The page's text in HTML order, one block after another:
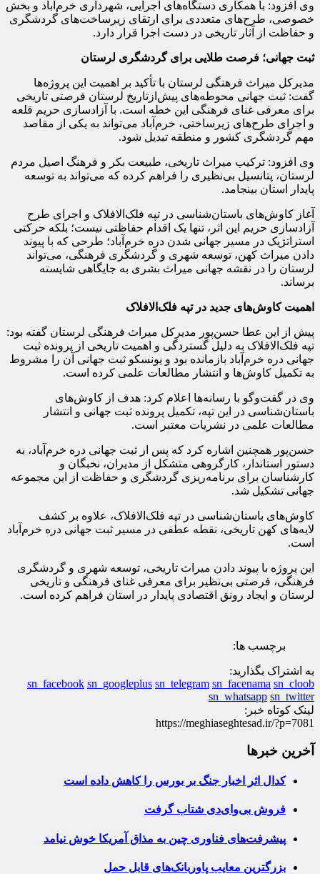
وی افزود: با همکاری دستگاه‌های اجرایی، شهرداری خرم‌آباد و بخش
خصوصی، طرح‌های متعددی برای ارتقای زیرساخت‌های گردشگری
و حفاظت از آثار تاریخی در دست اجرا قرار دارد.
ثبت جهانی؛ فرصت طلایی برای گردشگری لرستان
مدیرکل میراث فرهنگی لرستان با تأکید بر اهمیت این پروژه‌ها
گفت: ثبت جهانی محوطه‌های پیش‌ازتاریخ لرستان فرصتی تاریخی
برای معرفی غنای فرهنگی این خطه است. با آزادسازی حریم قلعه
و اجرای طرح‌های زیرساختی، خرم‌آباد می‌تواند به یکی از مقاصد
مهم گردشگری کشور و منطقه تبدیل شود.
وی افزود: ترکیب میراث تاریخی، طبیعت بکر و فرهنگ اصیل مردم
لرستان، پتانسیل بی‌نظیری را فراهم کرده که می‌تواند به توسعه
پایدار استان بینجامد.
آغاز کاوش‌های باستان‌شناسی در تپه فلک‌الافلاک و اجرای طرح
آزادسازی حریم این اثر، تنها یک اقدام حفاظتی نیست؛ بلکه حرکتی
استراتژیک در مسیر جهانی شدن دره خرم‌آباد؛ طرحی که با پیوند
دادن میراث کهن، توسعه شهری و گردشگری فرهنگی، می‌تواند
لرستان را در نقشه جهانی میراث بشری به جایگاهی شایسته
برساند.
اهمیت کاوش‌های جدید در تپه فلک‌الافلاک
پیش از این عطا حسن‌پور مدیرکل میراث فرهنگی لرستان گفته بود:
تپه فلک‌الافلاک به دلیل گستردگی و اهمیت تاریخی از پرونده ثبت
جهانی دره خرم‌آباد بازمانده بود و یونسکو ثبت جهانی آن را مشروط
به تکمیل کاوش‌ها و انتشار مطالعات علمی کرده است.
وی در گفت‌وگو با رسانه‌ها اعلام کرد: هدف از کاوش‌های
باستان‌شناسی در این تپه، تکمیل پرونده ثبت جهانی و انتشار
مطالعات علمی در نشریات معتبر است.
حسن‌پور همچنین اشاره کرد که پس از ثبت جهانی دره خرم‌آباد، به
دستور استاندار، کارگروهی متشکل از مدیران، نخبگان و
کارشناسان برای برنامه‌ریزی گردشگری و حفاظت از این مجموعه
جهانی تشکیل شد.
کاوش‌های باستان‌شناسی در تپه فلک‌الافلاک، علاوه بر کشف
لایه‌های کهن تاریخی، نقطه عطفی در مسیر ثبت جهانی دره خرم‌آباد
است.
این پروژه با پیوند دادن میراث تاریخی، توسعه شهری و گردشگری
فرهنگی، فرصتی بی‌نظیر برای معرفی غنای فرهنگی و تاریخی
لرستان و ایجاد رونق اقتصادی پایدار در استان فراهم کرده است.
برچسب ها:
به اشتراک بگذارید:
sn_facebook sn_googleplus sn_telegram sn_facenama sn_cloob
sn_whatsapp sn_twitter
لینک کوتاه خبر:
https://meghiaseghtesad.ir/?p=7081
آخرین خبرها
کدال اثر اخبار جنگ بر بورس را کاهش داده است
فروش بی‌وای‌دی شتاب گرفت
پیشرفت‌های فناوری چین به مذاق آمریکا خوش نیامد
بزرگترین معایب پاوربانک‌های قابل حمل